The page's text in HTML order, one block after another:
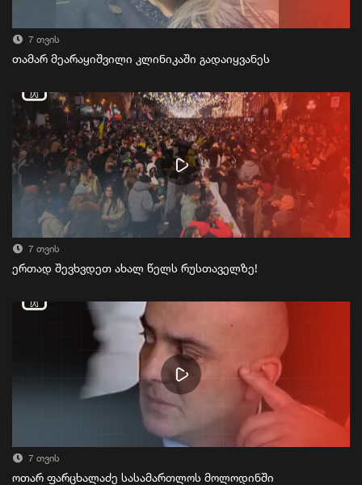
7 თვის
თამარ მეარაყიშვილი კლინიკაში გადაიყვანეს
7 თვის
ერთად შევხვდეთ ახალ წელს რუსთაველზე!
7 თვის
ოთარ ფარცხალაძე სასამართლოს მოლოდინში